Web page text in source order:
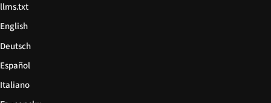
llms.txt
English
Deutsch
Español
Italiano